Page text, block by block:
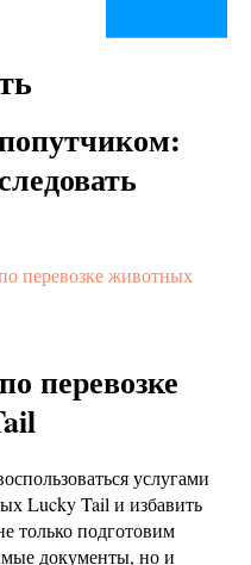
перевозке животных
перевозке
услугами
Lucky Tail и избавить
только подготовим
документы, но и